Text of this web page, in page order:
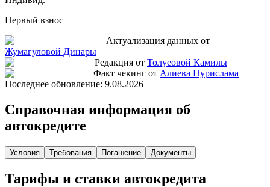
Первый взнос
Актуализация данных от
Жумагуловой Динары
Редакция от Толуеовой Камилы
Факт чекинг от Алиева Нурислама
Последнее обновление: 9.08.2026
Справочная информация об
автокредите
Условия Требования Погашение Документы
Тарифы и ставки автокредита